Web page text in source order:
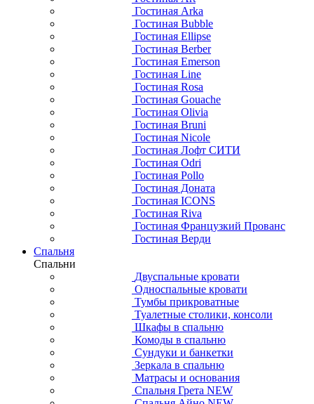
Гостиная Arka
Гостиная Bubble
Гостиная Ellipse
Гостиная Berber
Гостиная Emerson
Гостиная Line
Гостиная Rosa
Гостиная Gouache
Гостиная Olivia
Гостиная Bruni
Гостиная Nicole
Гостиная Лофт СИТИ
Гостиная Odri
Гостиная Pollo
Гостиная Доната
Гостиная ICONS
Гостиная Riva
Гостиная Французкий Прованс
Гостиная Верди
Спальня
Спальни
Двуспальные кровати
Односпальные кровати
Тумбы прикроватные
Туалетные столики, консоли
Шкафы в спальню
Комоды в спальню
Сундуки и банкетки
Зеркала в спальню
Матрасы и основания
Спальня Грета NEW